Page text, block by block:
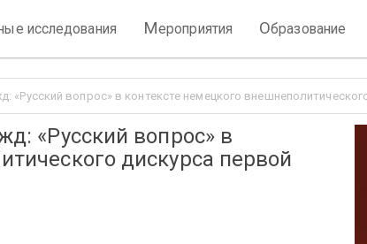
исследования Мероприятия Образование
«Русский вопрос» в контексте немецкого
«Русский вопрос» в
дискурса первой